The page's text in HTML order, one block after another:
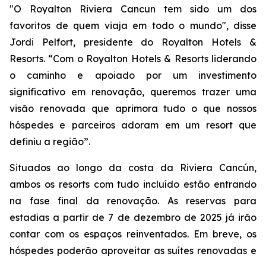
"O Royalton Riviera Cancun tem sido um dos
favoritos de quem viaja em todo o mundo", disse
Jordi Pelfort, presidente do Royalton Hotels &
Resorts. “Com o Royalton Hotels & Resorts liderando
o caminho e apoiado por um investimento
significativo em renovação, queremos trazer uma
visão renovada que aprimora tudo o que nossos
hóspedes e parceiros adoram em um resort que
definiu a região”.
Situados ao longo da costa da Riviera Cancún,
ambos os resorts com tudo incluído estão entrando
na fase final da renovação. As reservas para
estadias a partir de 7 de dezembro de 2025 já irão
contar com os espaços reinventados. Em breve, os
hóspedes poderão aproveitar as suítes renovadas e